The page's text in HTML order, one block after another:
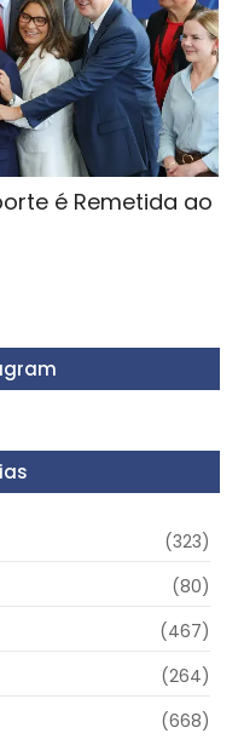
é Remetida ao
(323)
(80)
(467)
(264)
(668)